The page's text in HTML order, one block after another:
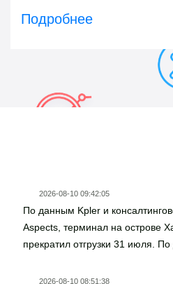
Подробнее
2026-08-10 09:42:05
По данным Kpler и
Aspects, терминал на острове
прекратил отгрузки 31 июля.
причала терминала Харк
2026-08-10 08:51:38